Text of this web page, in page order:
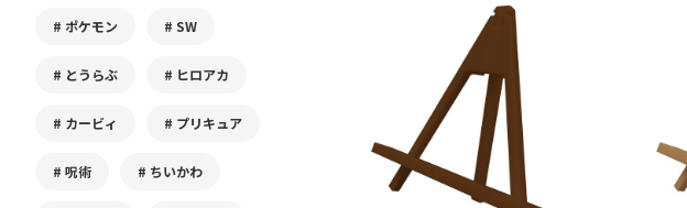
ポケモン SW
とうらぶ ヒロアカ
カービィ プリキュア
呪術 ちいかわ